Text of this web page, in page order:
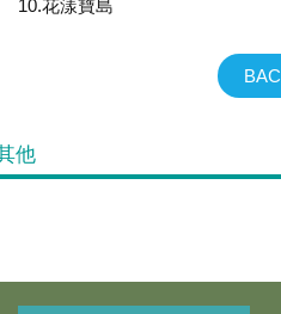
10.花漾寶島
他